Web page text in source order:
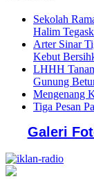
Sekolah
Halim
Arter Sinar
Kebut
LHHH
Gunung
Mengenang
Tiga Pesan
Galeri